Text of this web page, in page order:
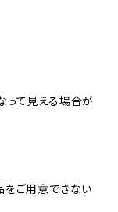
って見える場合が
をご用意できない